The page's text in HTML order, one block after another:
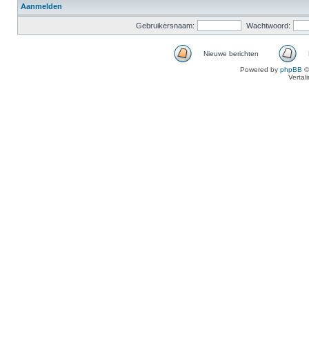
Aanmelden
Gebruikersnaam: Wachtwoord:
Nieuwe berichten
Powered by phpBB